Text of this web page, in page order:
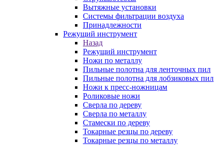
Вытяжные установки
Системы фильтрации воздуха
Принадлежности
Режущий инструмент
Назад
Режущий инструмент
Ножи по металлу
Пильные полотна для ленточных пил
Пильные полотна для лобзиковых пил
Ножи к пресс-ножницам
Роликовые ножи
Сверла по дереву
Сверла по металлу
Стамески по дереву
Токарные резцы по дереву
Токарные резцы по металлу